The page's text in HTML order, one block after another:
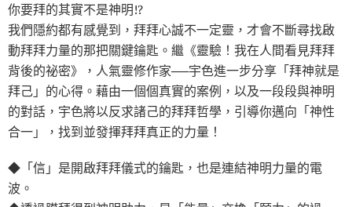
你要拜的其實不是神明!?
我們隱約都有感覺到，拜拜心誠不一定靈，才會不斷尋找啟
動拜拜力量的那把關鍵鑰匙。繼《靈驗！我在人間看見拜拜
背後的祕密》，人氣靈修作家──宇色進一步分享「拜神就是
拜己」的心得。藉由一個個真實的案例，以及一段段與神明
的對話，宇色將以反求諸己的拜拜哲學，引導你邁向「神性
合一」，找到並發揮拜拜真正的力量！
◆「信」是開啟拜拜儀式的鑰匙，也是連結神明力量的電
波。